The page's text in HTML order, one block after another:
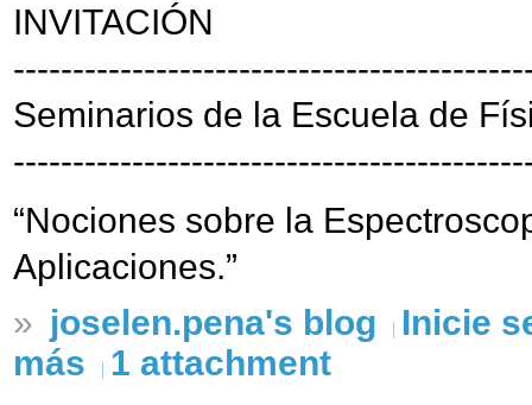
INVITACIÓN
Seminarios de la Escuela de
“Nociones sobre la
Aplicaciones.”
» joselen.pena's blog
Inicie
más
1 attachment